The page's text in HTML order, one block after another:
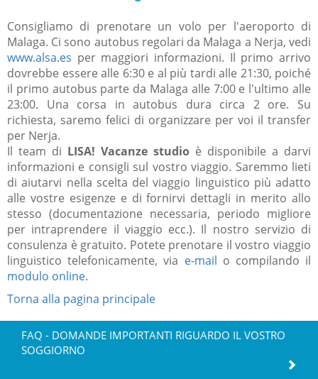
Consigliamo di prenotare un volo per l'aeroporto di
Malaga. Ci sono autobus regolari da Malaga a Nerja, vedi
www.alsa.es per maggiori informazioni. Il primo arrivo
dovrebbe essere alle 6:30 e al più tardi alle 21:30, poiché
il primo autobus parte da Malaga alle 7:00 e l'ultimo alle
23:00. Una corsa in autobus dura circa 2 ore. Su
richiesta, saremo felici di organizzare per voi il transfer
per Nerja.
Il team di LISA! Vacanze studio è disponibile a darvi
informazioni e consigli sul vostro viaggio. Saremmo lieti
di aiutarvi nella scelta del viaggio linguistico più adatto
alle vostre esigenze e di fornirvi dettagli in merito allo
stesso (documentazione necessaria, periodo migliore
per intraprendere il viaggio ecc.). Il nostro servizio di
consulenza è gratuito. Potete prenotare il vostro viaggio
linguistico telefonicamente, via e-mail o compilando il
modulo online.
Torna alla pagina principale
FAQ - DOMANDE IMPORTANTI RIGUARDO IL VOSTRO
SOGGIORNO